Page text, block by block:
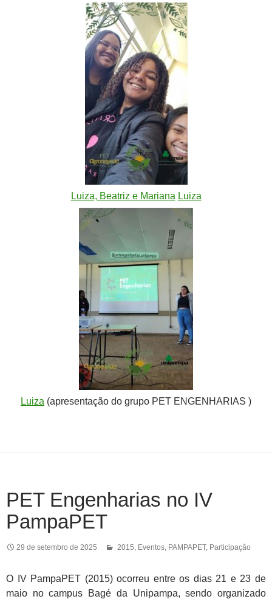
Luiza, Beatriz e Mariana Luiza
Luiza (apresentação do grupo PET ENGENHARIAS )
PET Engenharias no IV
PampaPET
29 de setembro de 2025 2015 Eventos PAMPAPET, Participação
O IV PampaPET (2015) ocorreu entre os dias 21 e 23 de
maio no campus Bagé da Unipampa, sendo organizado